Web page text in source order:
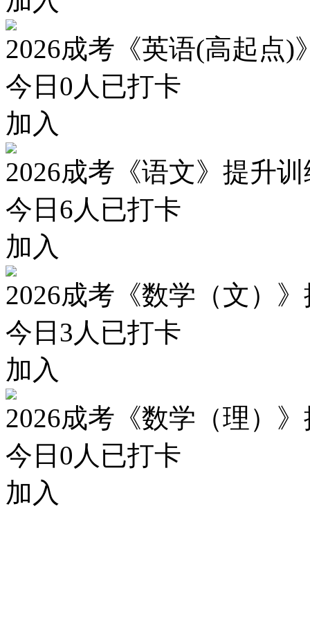
2026成考《英语(高起点)
今日 0 人已打卡
加入
2026成考《语文》提升
今日 6人已打卡
加入
2026成考《数学（文）
今日 3 人已打卡
加入
2026成考《数学（理）
今日 0 人已打卡
加入